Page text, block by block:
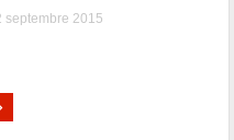
septembre 2015